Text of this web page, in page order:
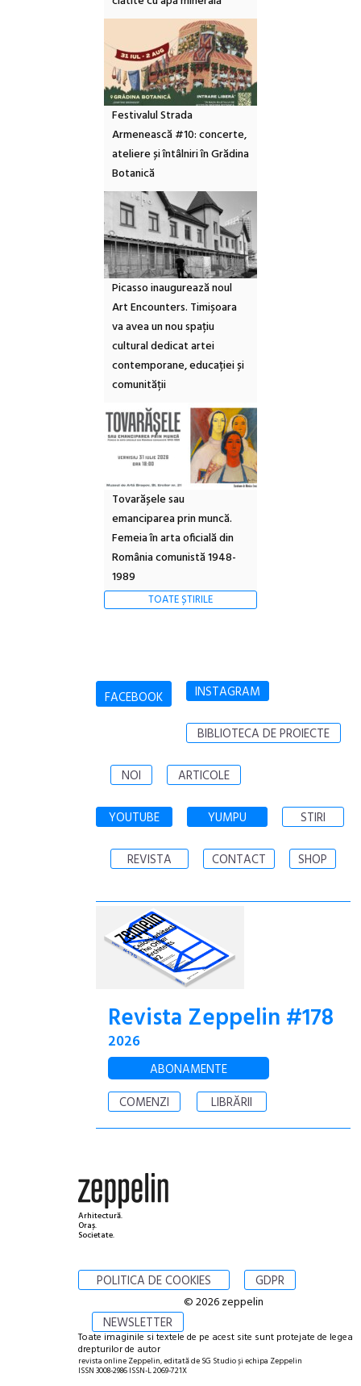
Festivalul Strada
Armenească #10: concerte,
ateliere și întâlniri în Grădina
Botanică
Picasso inaugurează noul
Art Encounters. Timișoara
va avea un nou spațiu
cultural dedicat artei
contemporane, educației și
comunității
Tovarășele sau
emanciparea prin muncă.
Femeia în arta oficială din
România comunistă 1948-
1989
TOATE ȘTIRILE
FACEBOOK INSTAGRAM
BIBLIOTECA DE PROIECTE
NOI ARTICOLE
YOUTUBE YUMPU STIRI
REVISTA CONTACT SHOP
Revista Zeppelin #178
2026
ABONAMENTE
COMENZI
LIBRĂRII
Arhitectură.
Oraș.
Societate.
POLITICA DE COOKIES GDPR
NEWSLETTER
© 2026 zeppelin
Toate imaginile si textele de pe acest site sunt protejate de legea
drepturilor de autor
revista online Zeppelin, editată de SG Studio și echipa Zeppelin
ISSN 3008-2986 ISSN-L 2069-721X